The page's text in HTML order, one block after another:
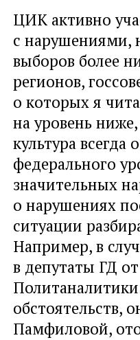
ЦИК активно
с нарушениями,
выборов более
регионов,
о которых я
на уровень
культура
федерального
значительных
о нарушениях
ситуации
Например, в
в депутаты ГД
обстоятельств,
Памфиловой,